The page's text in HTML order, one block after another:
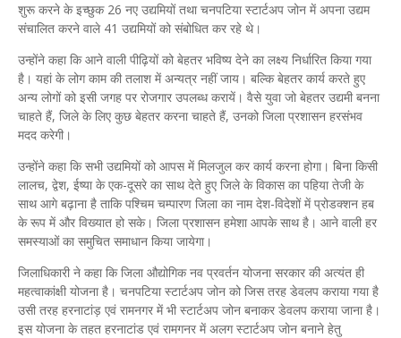
शुरू करने के इच्छुक 26 नए उद्यमियों तथा चनपटिया स्टार्टअप जोन में अपना उद्यम
संचालित करने वाले 41 उद्यमियों को संबोधित कर रहे थे।
उन्होंने कहा कि आने वाली पीढ़ियों को बेहतर भविष्य देने का लक्ष्य निर्धारित किया गया
है। यहां के लोग काम की तलाश में अन्यत्र नहीं जाय। बल्कि बेहतर कार्य करते हुए
अन्य लोगों को इसी जगह पर रोजगार उपलब्ध करायें। वैसे युवा जो बेहतर उद्यमी बनना
चाहते हैं, जिले के लिए कुछ बेहतर करना चाहते हैं, उनको जिला प्रशासन हरसंभव
मदद करेगी।
उन्होंने कहा कि सभी उद्यमियों को आपस में मिलजुल कर कार्य करना होगा। बिना किसी
लालच, द्वेश, ईष्या के एक-दूसरे का साथ देते हुए जिले के विकास का पहिया तेजी के
साथ आगे बढ़ाना है ताकि पश्चिम चम्पारण जिला का नाम देश-विदेशों में प्रोडक्शन हब
के रूप में और विख्यात हो सके। जिला प्रशासन हमेशा आपके साथ है। आने वाली हर
समस्याओं का समुचित समाधान किया जायेगा।
जिलाधिकारी ने कहा कि जिला औद्योगिक नव प्रवर्तन योजना सरकार की अत्यंत ही
महत्वाकांक्षी योजना है। चनपटिया स्टार्टअप जोन को जिस तरह डेवलप कराया गया है
उसी तरह हरनाटांड़ एवं रामनगर में भी स्टार्टअप जोन बनाकर डेवलप कराया जाना है।
इस योजना के तहत हरनाटांड एवं रामगनर में अलग स्टार्टअप जोन बनाने हेतु